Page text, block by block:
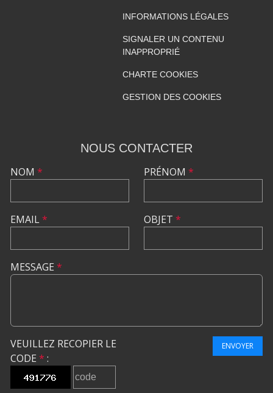
INFORMATIONS LÉGALES
SIGNALER UN CONTENU
INAPPROPRIÉ
CHARTE COOKIES
GESTION DES COOKIES
NOUS CONTACTER
NOM *
EMAIL*
PRÉNOM *
OBJET *
MESSAGE *
VEUILLEZ RECOPIER LE
CODE * :
ENVOYER